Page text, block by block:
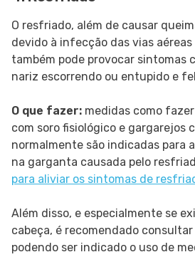
O resfriado, além de causar
devido à infecção das vias
também pode provocar sintomas
nariz escorrendo ou entupido e
O que fazer: medidas como
com soro fisiológico e gargarejos
normalmente são indicadas para
na garganta causada pelo
para aliviar os sintomas de
Além disso, e especialmente se
cabeça, é recomendado
podendo ser indicado o uso de